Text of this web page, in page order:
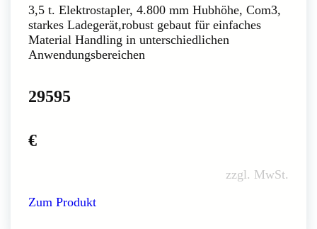
3,5 t. Elektrostapler, 4.800 mm Hubhöhe, Com3,
starkes Ladegerät,robust gebaut für einfaches
Material Handling in unterschiedlichen
Anwendungsbereichen
29595
€
zzgl. MwSt.
Zum Produkt